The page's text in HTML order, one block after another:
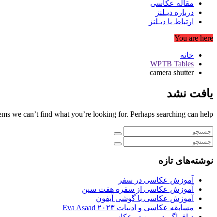
مقاله عکاسی
درباره دیـلنز
ارتباط با دیـلنز
You are here
خانه
WPTB Tables
camera shutter
یافت نشد
we can’t find what you’re looking for. Perhaps searching can help.
نوشته‌های تازه
آموزش عکاسی در سفر
آموزش عکاسی از سفره هفت سین
آموزش عکاسی با گوشی آیفون
مسابقه عکاسی و ادبیات Eva Asaad ۲۰۲۳